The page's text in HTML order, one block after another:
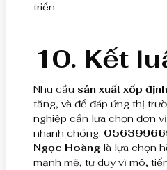
triển.
10. Kết
Nhu cầu sản xuất xốp
tăng, và để đáp ứng thị
nghiệp cần lựa chọn đơn
nhanh chóng.
Ngọc Hoàng là lựa chọn
mạnh mẽ, tư duy vĩ mô,